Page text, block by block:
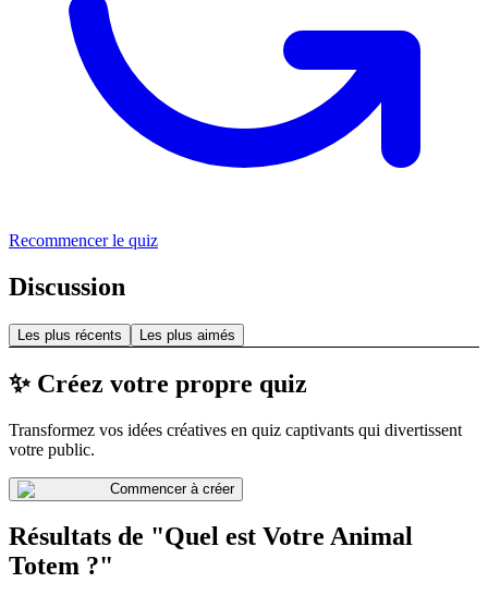
Recommencer le quiz
Discussion
Les plus récents Les plus aimés
✨ Créez votre propre quiz
Transformez vos idées créatives en quiz captivants qui divertissent
votre public.
Commencer à créer
Résultats de "Quel est Votre Animal
Totem ?"